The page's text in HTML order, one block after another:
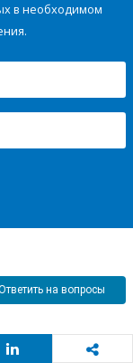
в необходимом
на вопросы